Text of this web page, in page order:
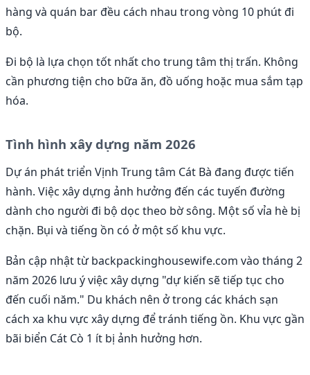
hàng và quán bar đều cách nhau trong vòng 10 phút đi
bộ.
Đi bộ là lựa chọn tốt nhất cho trung tâm thị trấn. Không
cần phương tiện cho bữa ăn, đồ uống hoặc mua sắm tạp
hóa.
Tình hình xây dựng năm 2026
Dự án phát triển Vịnh Trung tâm Cát Bà đang được tiến
hành. Việc xây dựng ảnh hưởng đến các tuyến đường
dành cho người đi bộ dọc theo bờ sông. Một số vỉa hè bị
chặn. Bụi và tiếng ồn có ở một số khu vực.
Bản cập nhật từ backpackinghousewife.com vào tháng 2
năm 2026 lưu ý việc xây dựng "dự kiến sẽ tiếp tục cho
đến cuối năm." Du khách nên ở trong các khách sạn
cách xa khu vực xây dựng để tránh tiếng ồn. Khu vực gần
bãi biển Cát Cò 1 ít bị ảnh hưởng hơn.